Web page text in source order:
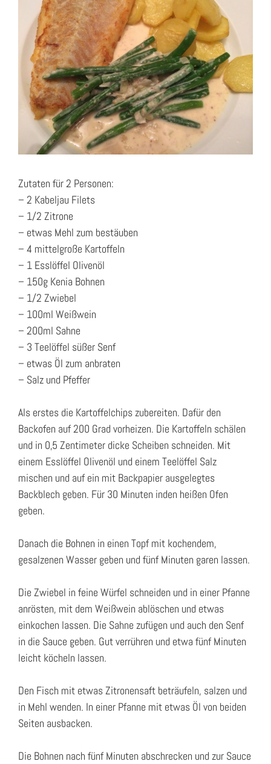
Zutaten für 2 Personen:
– 2 Kabeljau Filets
– 1/2 Zitrone
– etwas Mehl zum bestäuben
– 4 mittelgroße Kartoffeln
– 1 Esslöffel Olivenöl
– 150g Kenia Bohnen
– 1/2 Zwiebel
– 100ml Weißwein
– 200ml Sahne
– 3 Teelöffel süßer Senf
– etwas Öl zum anbraten
– Salz und Pfeffer
Als erstes die Kartoffelchips zubereiten. Dafür den
Backofen auf 200 Grad vorheizen. Die Kartoffeln schälen
und in 0,5 Zentimeter dicke Scheiben schneiden. Mit
einem Esslöffel Olivenöl und einem Teelöffel Salz
mischen und auf ein mit Backpapier ausgelegtes
Backblech geben. Für 30 Minuten inden heißen Ofen
geben.
Danach die Bohnen in einen Topf mit kochendem,
gesalzenen Wasser geben und fünf Minuten garen lassen.
Die Zwiebel in feine Würfel schneiden und in einer Pfanne
anrösten, mit dem Weißwein ablöschen und etwas
einkochen lassen. Die Sahne zufügen und auch den Senf
in die Sauce geben. Gut verrühren und etwa fünf Minuten
leicht köcheln lassen.
Den Fisch mit etwas Zitronensaft beträufeln, salzen und
in Mehl wenden. In einer Pfanne mit etwas Öl von beiden
Seiten ausbacken.
Die Bohnen nach fünf Minuten abschrecken und zur Sauce